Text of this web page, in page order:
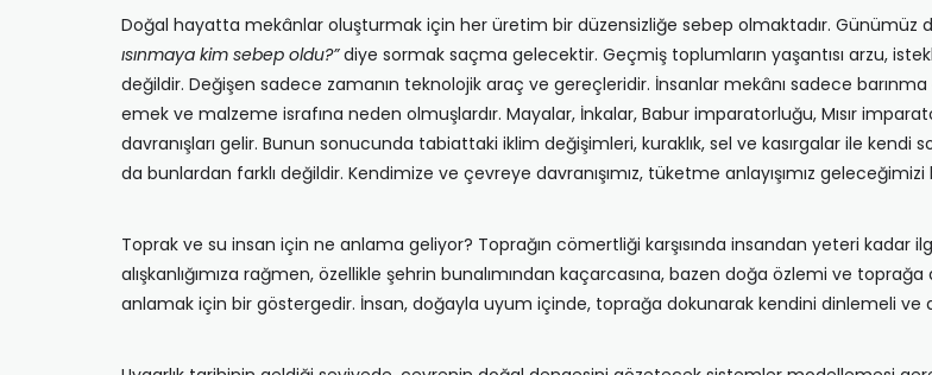
Doğal hayatta mekânlar oluşturmak için her üretim bir düzensizliğe sebep olmaktadır. Günümüz
ısınmaya kim sebep oldu?”diye sormak saçma gelecektir. Geçmiş toplumların yaşantısı arzu,
değildir. Değişen sadece zamanın teknolojik araç ve gereçleridir. İnsanlar mekânı sadece
emek ve malzeme israfına neden olmuşlardır. Mayalar, İnkalar, Babur imparatorluğu, Mısır
davranışları gelir. Bunun sonucunda tabiattaki iklim değişimleri, kuraklık, sel ve kasırgalar ile
da bunlardan farklı değildir. Kendimize ve çevreye davranışımız, tüketme anlayışımız
Toprak ve su insan için ne anlama geliyor? Toprağın cömertliği karşısında insandan yeteri kadar
alışkanlığımıza rağmen, özellikle şehrin bunalımından kaçarcasına, bazen doğa özlemi ve
anlamak için bir göstergedir. İnsan, doğayla uyum içinde, toprağa dokunarak kendini dinlemeli ve